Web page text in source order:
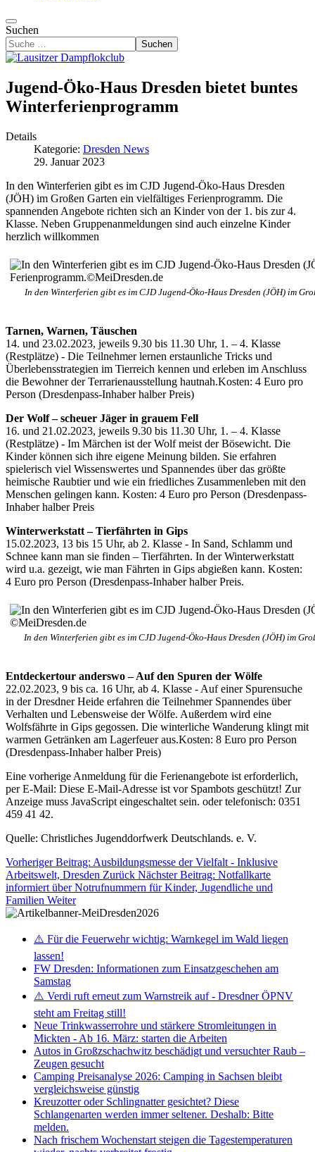
Suchen
Suchen
Jugend-Öko-Haus Dresden bietet buntes
Winterferienprogramm
Details
Kategorie: Dresden News
29. Januar 2023
In den Winterferien gibt es im CJD Jugend-Öko-Haus Dresden
(JÖH) im Großen Garten ein vielfältiges Ferienprogramm. Die
spannenden Angebote richten sich an Kinder von der 1. bis zur 4.
Klasse. Neben Gruppenanmeldungen sind auch einzelne Kinder
herzlich willkommen
In den Winterferien gibt es im CJD Jugend-Öko-Haus Dresden (JÖH) im
Tarnen, Warnen, Täuschen
14. und 23.02.2023, jeweils 9.30 bis 11.30 Uhr, 1. – 4. Klasse
(Restplätze) - Die Teilnehmer lernen erstaunliche Tricks und
Überlebensstrategien im Tierreich kennen und erleben im Anschluss
die Bewohner der Terrarienausstellung hautnah.Kosten: 4 Euro pro
Person (Dresdenpass-Inhaber halber Preis)
Der Wolf – scheuer Jäger in grauem Fell
16. und 21.02.2023, jeweils 9.30 bis 11.30 Uhr, 1. – 4. Klasse
(Restplätze) - Im Märchen ist der Wolf meist der Bösewicht. Die
Kinder können sich ihre eigene Meinung bilden. Sie erfahren
spielerisch viel Wissenswertes und Spannendes über das größte
heimische Raubtier und wie ein friedliches Zusammenleben mit den
Menschen gelingen kann. Kosten: 4 Euro pro Person (Dresdenpass-
Inhaber halber Preis
Winterwerkstatt – Tierfährten in Gips
15.02.2023, 13 bis 15 Uhr, ab 2. Klasse - In Sand, Schlamm und
Schnee kann man sie finden – Tierfährten. In der Winterwerkstatt
wird u.a. gezeigt, wie man Fährten in Gips abgießen kann. Kosten:
4 Euro pro Person (Dresdenpass-Inhaber halber Preis.
In den Winterferien gibt es im CJD Jugend-Öko-Haus Dresden (JÖH) im
Entdeckertour anderswo – Auf den Spuren der Wölfe
22.02.2023, 9 bis ca. 16 Uhr, ab 4. Klasse - Auf einer Spurensuche
in der Dresdner Heide erfahren die Teilnehmer Spannendes über
Verhalten und Lebensweise der Wölfe. Außerdem wird eine
Wolfsfährte in Gips gegossen. Die winterliche Wanderung klingt mit
warmen Getränken am Lagerfeuer aus.Kosten: 8 Euro pro Person
(Dresdenpass-Inhaber halber Preis)
Eine vorherige Anmeldung für die Ferienangebote ist erforderlich,
per E-Mail: Diese E-Mail-Adresse ist vor Spambots geschützt! Zur
Anzeige muss JavaScript eingeschaltet sein. oder telefonisch: 0351
459 41 42.
Quelle: Christliches Jugenddorfwerk Deutschlands. e. V.
Vorheriger Beitrag: Ausbildungsmesse der Vielfalt - Inklusive
Arbeitswelt, Dresden Zurück Nächster Beitrag: Notfallkarte
informiert über Notrufnummern für Kinder, Jugendliche und
Familien Weiter
⚠️ Für die Feuerwehr wichtig: Warnkegel im Wald liegen
lassen!
FW Dresden: Informationen zum Einsatzgeschehen am
Samstag
⚠️ Verdi ruft erneut zum Warnstreik auf - Dresdner ÖPNV
steht am Freitag still!
Neue Trinkwasserrohre und stärkere Stromleitungen in
Mickten - Ab 16. März: starten die Arbeiten
Autos in Großzschachwitz beschädigt und versuchter Raub –
Zeugen gesucht
Camping Preisanalyse 2026: Camping in Sachsen bleibt
vergleichsweise günstig
Kreuzotter oder Schlingnatter gesichtet? Diese
Schlangenarten werden immer seltener. Deshalb: Bitte
melden.
Nach frischem Wochenstart steigen die Tagestemperaturen